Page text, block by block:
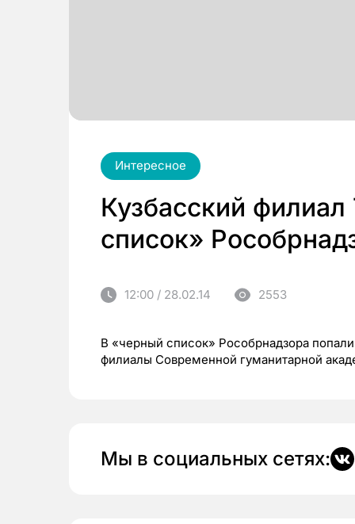
Интересное
Кузбасский
список»
12:00 / 28.02.14 2553
В «черный список» Рособрнадзора
филиалы Современной гуманитарной
Мы в социальных сетях: